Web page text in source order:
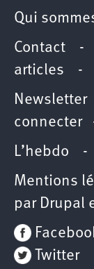
Qui
Contact -
articles -
Newsletter
connecter
L’hebdo -
Mentions
par Drupal
Twitter